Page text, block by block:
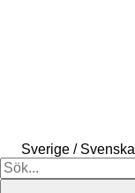
Sverige / Svenska